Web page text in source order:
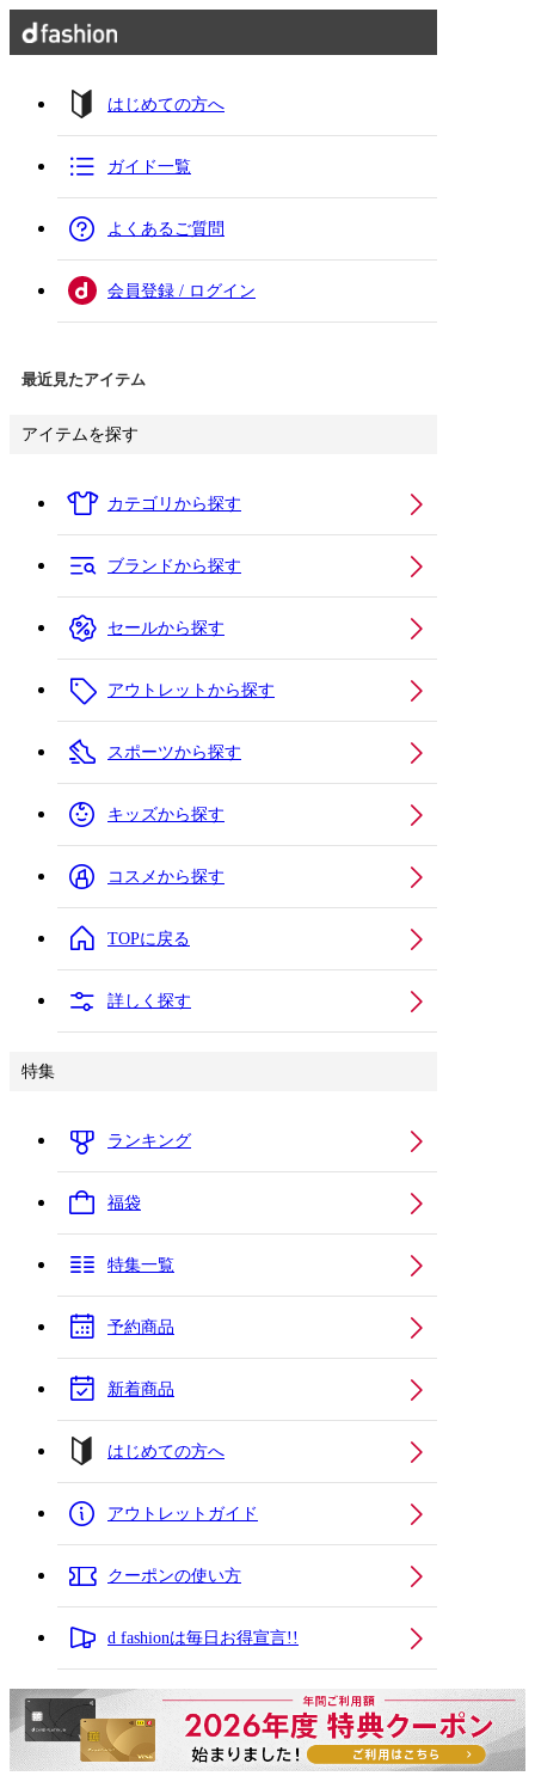
はじめての方へ
ガイド一覧
よくあるご質問
会員登録 / ログイン
最近見たアイテム
アイテムを探す
カテゴリから探す
ブランドから探す
セールから探す
アウトレットから探す
スポーツから探す
キッズから探す
コスメから探す
TOPに戻る
詳しく探す
特集
ランキング
福袋
特集一覧
予約商品
新着商品
はじめての方へ
アウトレットガイド
クーポンの使い方
d fashionは毎日お得宣言!!